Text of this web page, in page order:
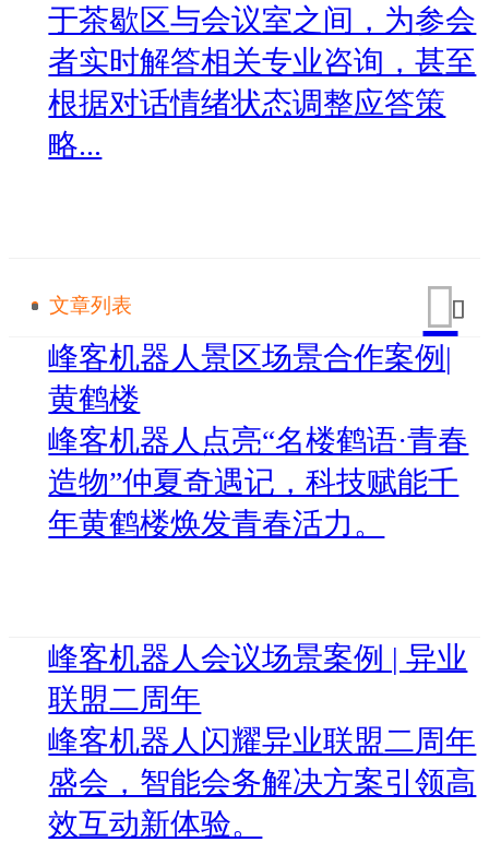
于茶歇区与会议室之间，为参会
者实时解答相关专业咨询，甚至
根据对话情绪状态调整应答策
略...
文章列表
峰客机器人景区场景合作案例|
黄鹤楼
峰客机器人点亮“名楼鹤语·青春
造物”仲夏奇遇记，科技赋能千
年黄鹤楼焕发青春活力。
峰客机器人会议场景案例 | 异业
联盟二周年
峰客机器人闪耀异业联盟二周年
盛会，智能会务解决方案引领高
效互动新体验。